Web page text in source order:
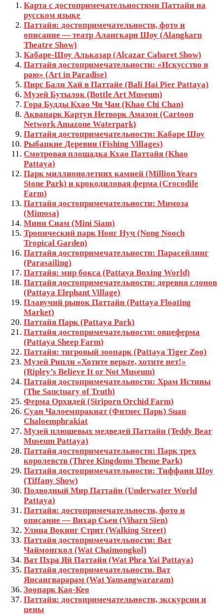
Карта с достопримечательностями Паттайи на
русском языке
Паттайя: достопримечательности, фото и
описание — театр Алангкарн Шоу (Alangkarn
Theatre Show)
Кабаре-Шоу Альказар (Alcazar Cabaret Show)
Паттайя достопримечательности: «Искусство в
раю» (Art in Paradise)
Пирс Бали Хай в Паттайе (Bali Hai Pier Pattaya)
Музей Бутылок (Bottle Art Museum)
Гора Будды Кхао Чи Чан (Khao Chi Chan)
Аквапарк Картун Нетворк Амазон (Cartoon
Network Amazone Waterpark)
Паттайя достопримечательности: Кабаре Шоу
Рыбацкие Деревни (Fishing Villages)
Смотровая площадка Кхао Паттайя (Khao
Pattaya)
Парк миллионолетних камней (Million Years
Stone Park) и крокодиловая ферма (Crocodile
Farm)
Паттайя достопримечательности: Мимоза
(Mimosa)
Мини Сиам (Mini Siam)
Тропический парк Нонг Нуч (Nong Nooch
Tropical Garden)
Паттайя достопримечательности: Парасейлинг
(Parasailing)
Паттайя: мир бокса (Pattaya Boxing World)
Паттайя достопримечательности: деревня слонов
(Pattaya Elephant Village)
Плавучий рынок Паттайи (Pattaya Floating
Market)
Паттайя Парк (Pattaya Park)
Паттайя достопримечательности: овцеферма
(Pattaya Sheep Farm)
Паттайя: тигровый зоопарк (Pattaya Tiger Zoo)
Музей Рипли «Хотите верьте, хотите нет!»
(Ripley’s Believe It or Not Museum)
Паттайя достопримечательности: Храм Истины
(The Sanctuary of Truth)
Ферма Орхидей (Siriporn Orchid Farm)
Суан Чалоемпракиат (Фитнес Парк) Suan
Chaloemphrakiat
Музей плюшевых медведей Паттайи (Teddy Bear
Museum Pattaya)
Паттайя достопримечательности: Парк трех
королевств (Three Kingdoms Theme Park)
Паттайя достопримечательности: Тиффани Шоу
(Tiffany Show)
Подводный Мир Паттайи (Underwater World
Pattaya)
Паттайя: достопримечательности, фото и
описание — Вихар Сьен (Viharn Sien)
Улица Вокинг Стрит (Walking Street)
Паттайя достопримечательности: Ват
Чаймонгкол (Wat Chaimongkol)
Ват Пхра Яй Паттайя (Wat Phra Yai Pattaya)
Паттайя достопримечательности. Ват
Янсангварарам (Wat Yansangwararam)
Зоопарк Као-Кео
Паттайя: достопримечательности, экскурсии и
цены